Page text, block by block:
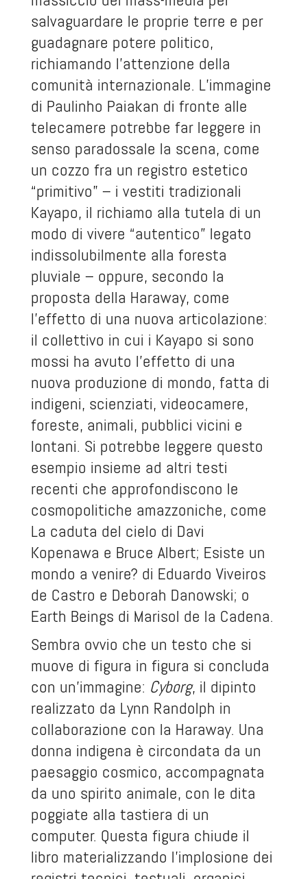
salvaguardare le proprie terre e per
guadagnare potere politico,
richiamando l’attenzione della
comunità internazionale. L’immagine
di Paulinho Paiakan di fronte alle
telecamere potrebbe far leggere in
senso paradossale la scena, come
un cozzo fra un registro estetico
“primitivo” – i vestiti tradizionali
Kayapo, il richiamo alla tutela di un
modo di vivere “autentico” legato
indissolubilmente alla foresta
pluviale – oppure, secondo la
proposta della Haraway, come
l’effetto di una nuova articolazione:
il collettivo in cui i Kayapo si sono
mossi ha avuto l’effetto di una
nuova produzione di mondo, fatta di
indigeni, scienziati, videocamere,
foreste, animali, pubblici vicini e
lontani. Si potrebbe leggere questo
esempio insieme ad altri testi
recenti che approfondiscono le
cosmopolitiche amazzoniche, come
La caduta del cielo di Davi
Kopenawa e Bruce Albert; Esiste un
mondo a venire? di Eduardo Viveiros
de Castro e Deborah Danowski; o
Earth Beings di Marisol de la Cadena.
Sembra ovvio che un testo che si
muove di figura in figura si concluda
con un’immagine: Cyborg, il dipinto
realizzato da Lynn Randolph in
collaborazione con la Haraway. Una
donna indigena è circondata da un
paesaggio cosmico, accompagnata
da uno spirito animale, con le dita
poggiate alla tastiera di un
computer. Questa figura chiude il
libro materializzando l’implosione dei